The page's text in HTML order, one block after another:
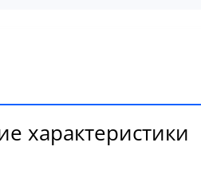
характеристики